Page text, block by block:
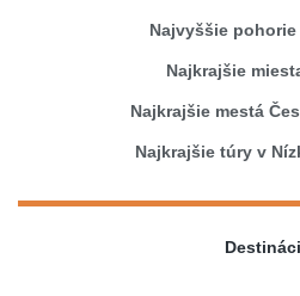
Najvyššie
Najkrajšie
Najkrajšie mestá
Najkrajšie túry v